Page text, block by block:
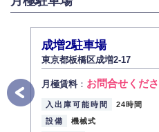
弊社社員全員が、個人情報の取り扱
切に管理するよう社内教育を実施し
代表取締役社長 野口 幸男
成増2駐車場
東京都板橋区成増2-17
月極賃料： お問合せくだ
入出庫可能時間
24時間
設備
機械式